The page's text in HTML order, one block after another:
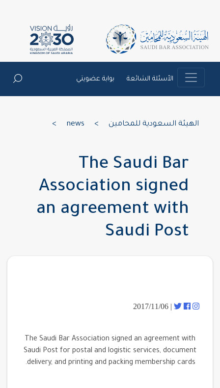
الأسئلة الشائعة بوابة عضويتي
الهيئة السعودية للمحامين
The Saudi Bar
Association signed
an agreement with
Saudi Post
| 2017/11/06
The Saudi Bar Association signed an agreement with
Saudi Post for postal and logistic services, document
delivery, and printing and packing membership cards.